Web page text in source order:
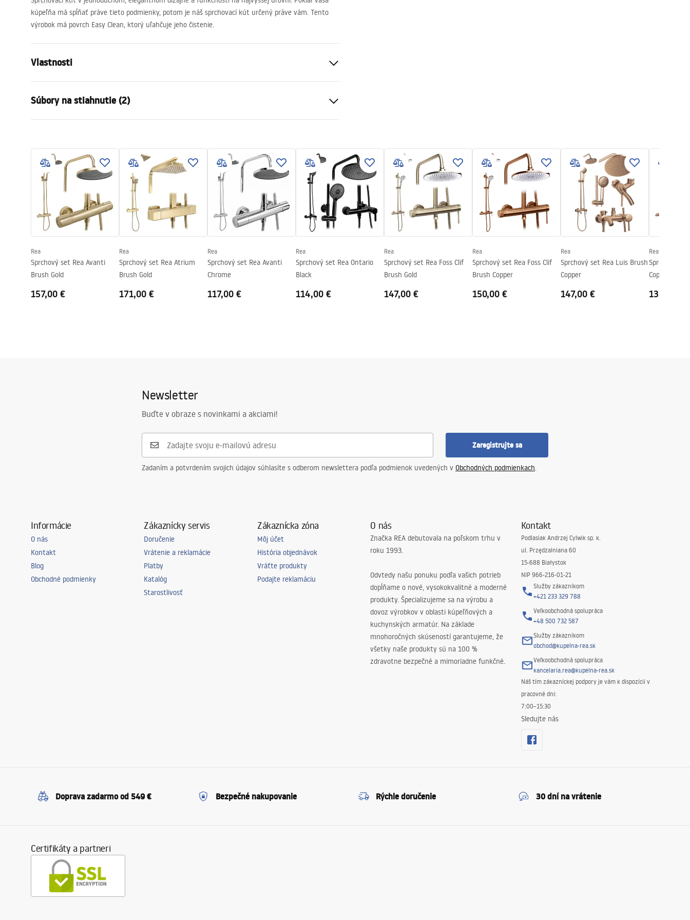
kúpeľňa má spĺňať práve tieto podmienky, potom je náš sprchovací kút určený práve vám. Tento
výrobok má povrch Easy Clean, ktorý uľahčuje jeho čistenie.
Vlastnosti
Farba
Typ kabíny
Roh
Spôsob otvárania
Naklápateľné
Séria
zhromaždenie
Na detskom bazéne resp
Výška
2000
mm
Smer kabíny
Ľavá alebo pravá
Záruka
24 mesiacov
Poťah Easy Clean
Áno, na jednej strane pohára
Súbory na stiahnutie (2)
WARUNKI BEZPIECZENSTWA
KABINY DRZWI PARAWANY.pdf
Instrukcja montażu kabiny
Atlas.pdf
Rea
Sprchový set Rea Avanti
Brush Gold
157,00 €
Rea
Sprchový set Rea Atrium
Brush Gold
171,00 €
Rea
Sprchový set Rea Avanti
Chrome
117,00 €
Rea
Sprchový set Rea Ontario
Black
114,00 €
Rea
Sprchový set Rea Foss Clif
Brush Gold
147,00 €
Rea
Sprchový set Rea Foss Clif
Brush Copper
150,00 €
Rea
Sprchový set Rea Luis Brush
Copper
147,00 €
Rea
Sprchový
Copper
138,00 €
Newsletter
Buďte v obraze s novinkami a akciami!
Zaregistrujte sa
Zadaním a potvrdením svojich údajov súhlasíte s odberom newslettera podľa podmienok uvedených v Obchodných podmienkach.
Informácie
O nás
Kontakt
Blog
Obchodné podmienky
Zákaznícky servis
Doručenie
Vrátenie a reklamácie
Platby
Katalóg
Starostlivosť
Zákaznícka zóna
Môj účet
História objednávok
Vráťte produkty
Podajte reklamáciu
O nás
Značka REA debutovala na poľskom trhu v
roku 1993.
Odvtedy našu ponuku podľa vašich potrieb
dopĺňame o nové, vysokokvalitné a moderné
produkty. Špecializujeme sa na výrobu a
dovoz výrobkov v oblasti kúpeľňových a
kuchynských armatúr. Na základe
mnohoročných skúseností garantujeme, že
všetky naše produkty sú na 100 %
zdravotne bezpečné a mimoriadne funkčné.
Kontakt
Podlasiak Andrzej Cylwik sp. k.
ul. Przędzalniana 60
15-688 Białystok
NIP 966-216-01-21
Služby zákazníkom
+421 233 329 788
Veľkoobchodná spolupráca
+48 500 732 587
Služby zákazníkom
obchod@kupelna-rea.sk
Veľkoobchodná spolupráca
kancelaria.rea@kupelna-rea.sk
Náš tím zákazníckej podpory je vám k dispozícii v
pracovné dni:
7:00–15:30
Sledujte nás
Doprava zadarmo od 549 € Bezpečné nakupovanie Rýchle doručenie 30 dní na vrátenie
Certifikáty a partneri